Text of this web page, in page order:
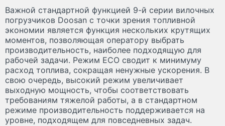
Важной стандартной функцией 9-й серии вилочных
погрузчиков Doosan с точки зрения топливной
экономии является функция нескольких крутящих
моментов, позволяющая оператору выбрать
производительность, наиболее подходящую для
рабочей задачи. Режим ECO сводит к минимуму
расход топлива, сокращая ненужные ускорения. В
свою очередь, высокий режим увеличивает
выходную мощность, чтобы соответствовать
требованиям тяжелой работы, а в стандартном
режиме производительность поддерживается на
уровне, подходящем для повседневных задач.